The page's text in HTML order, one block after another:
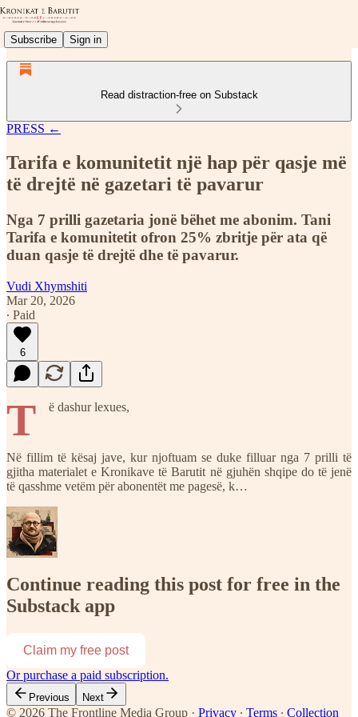
Subscribe Sign in
Read distraction-free on Substack
PRESS ←
Tarifa e komunitetit një hap për qasje më
të drejtë në gazetari të pavarur
Nga 7 prilli gazetaria jonë bëhet me abonim. Tani
Tarifa e komunitetit ofron 25% zbritje për ata që
duan qasje të drejtë dhe të pavarur.
Vudi Xhymshiti
Mar 20, 2026
∙ Paid
6
T ë dashur lexues,
Në fillim të kësaj jave, kur njoftuam se duke filluar nga 7 prilli të
gjitha materialet e Kronikave të Barutit në gjuhën shqipe do të jenë
të qasshme vetëm për abonentët me pagesë, k…
Continue reading this post for free in the
Substack app
Claim my free post
Or purchase a paid subscription.
Previous Next
© 2026 The Frontline Media Group · Privacy ∙ Terms ∙ Collection